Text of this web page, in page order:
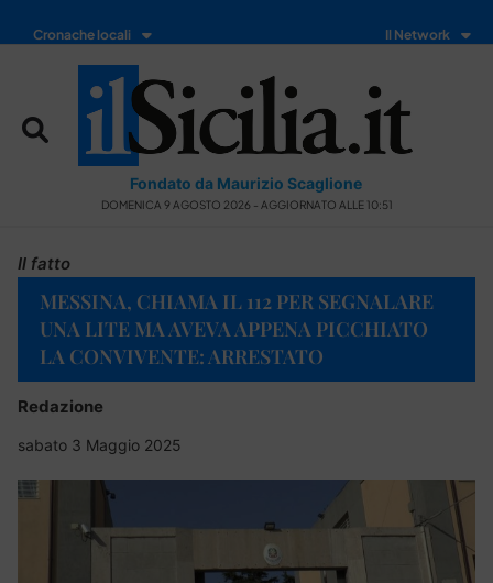
Cronache locali Il Network
Fondato da Maurizio Scaglione
DOMENICA 9 AGOSTO 2026 - AGGIORNATO ALLE 10:51
Il fatto
MESSINA, CHIAMA IL 112 PER SEGNALARE
UNA LITE MA AVEVA APPENA PICCHIATO
LA CONVIVENTE: ARRESTATO
Redazione
sabato 3 Maggio 2025